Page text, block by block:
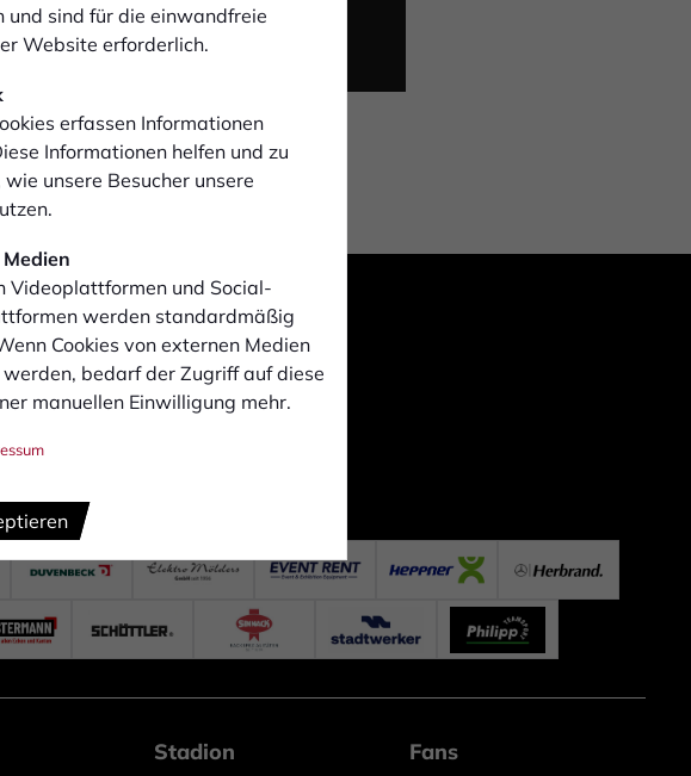
und sind für die einwandfreie
Website erforderlich.
erfassen Informationen
Informationen helfen und zu
unsere Besucher unsere
Videoplattformen und Social-
werden standardmäßig
Cookies von externen Medien
bedarf der Zugriff auf diese
manuellen Einwilligung mehr.
Stadion Fans